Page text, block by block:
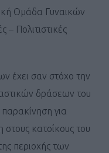
Ομάδα Γυναικών
– Πολιτιστικές
έχει σαν στόχο την
δράσεων του
για
κατοίκους του
περιοχής των